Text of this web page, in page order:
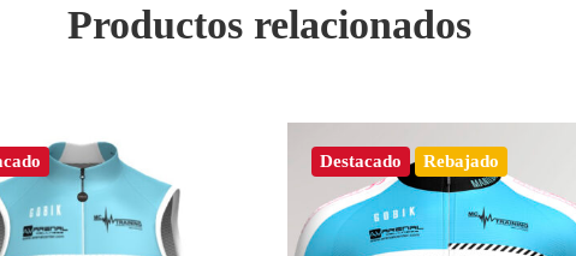
Productos relacionados
Destacado Rebajado